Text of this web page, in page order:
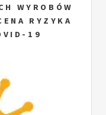
WYROBÓW
RYZYKA
19